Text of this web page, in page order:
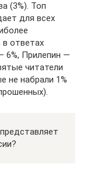
(3%). Топ
для всех
ответах
6%, Прилепин —
читатели
не набрали 1%